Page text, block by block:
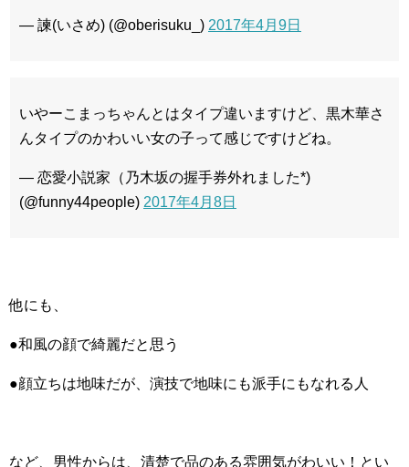
— 諫(いさめ) (@oberisuku_) 2017年4月9日
いやーこまっちゃんとはタイプ違いますけど、黒木華さ
んタイプのかわいい女の子って感じですけどね。
— 恋愛小説家（乃木坂の握手券外れました*)
(@funny44people) 2017年4月8日
他にも、
●和風の顔で綺麗だと思う
●顔立ちは地味だが、演技で地味にも派手にもなれる人
など、男性からは、清楚で品のある雰囲気がわいい！とい